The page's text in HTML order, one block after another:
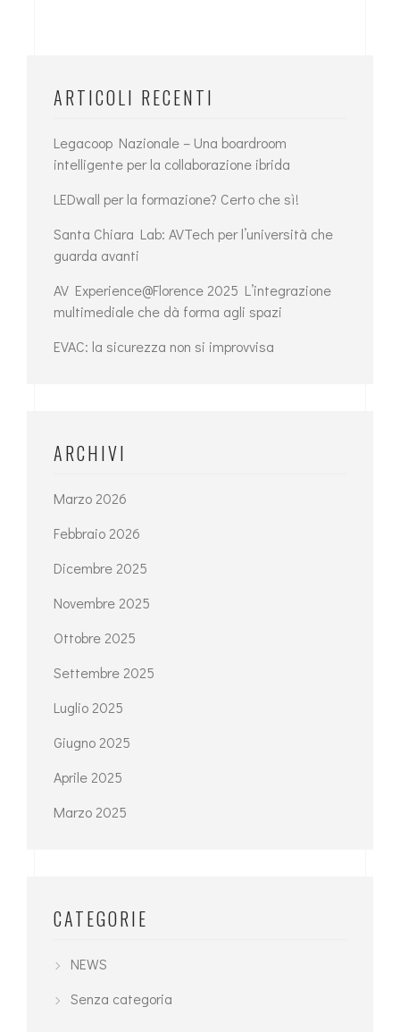
ARTICOLI RECENTI
Legacoop Nazionale – Una boardroom
intelligente per la collaborazione ibrida
LEDwall per la formazione? Certo che sì!
Santa Chiara Lab: AVTech per l’università che
guarda avanti
AV Experience@Florence 2025 L’integrazione
multimediale che dà forma agli spazi
EVAC: la sicurezza non si improvvisa
ARCHIVI
Marzo 2026
Febbraio 2026
Dicembre 2025
Novembre 2025
Ottobre 2025
Settembre 2025
Luglio 2025
Giugno 2025
Aprile 2025
Marzo 2025
CATEGORIE
NEWS
Senza categoria